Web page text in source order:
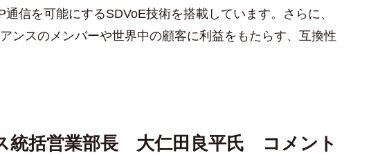
信を可能にするSDVoE技術を搭載しています。さらに、
ンスのメンバーや世界中の顧客に利益をもたらす、互換性
括営業部長 大仁田良平氏 コメント